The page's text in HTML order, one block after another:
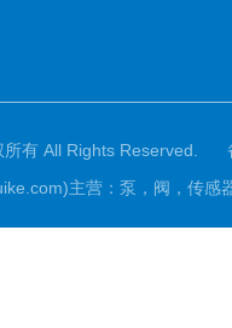
有 All Rights Reserved.
主营：泵，阀，传